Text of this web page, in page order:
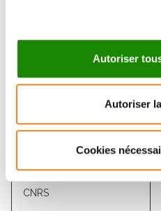
Autoriser
Autoriser
Cookies
FRANCK PEREZ
CNRS